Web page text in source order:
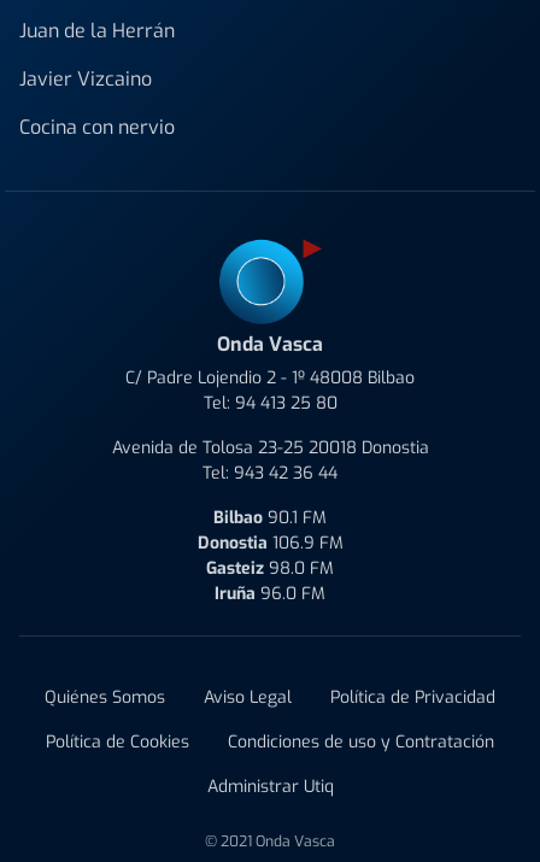
Juan de la Herrán
Javier Vizcaino
Cocina con nervio
Onda Vasca
C/ Padre Lojendio 2 - 1º 48008 Bilbao
Tel: 94 413 25 80
Avenida de Tolosa 23-25 20018 Donostia
Tel: 943 42 36 44
Bilbao 90.1 FM
Donostia 106.9 FM
Gasteiz 98.0 FM
Iruña 96.0 FM
Quiénes Somos Aviso Legal
Política de Privacidad
Política de Cookies
Condiciones de uso y Contratación
Administrar Utiq
© 2021 Onda Vasca